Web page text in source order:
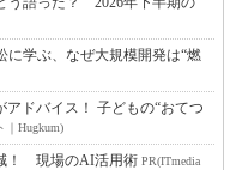
に学ぶ、なぜ大規模開発は“燃
ドバイス！ 子どもの“おてつ
｜Hugkum)
！ 現場のAI活用術 PR(ITmedia